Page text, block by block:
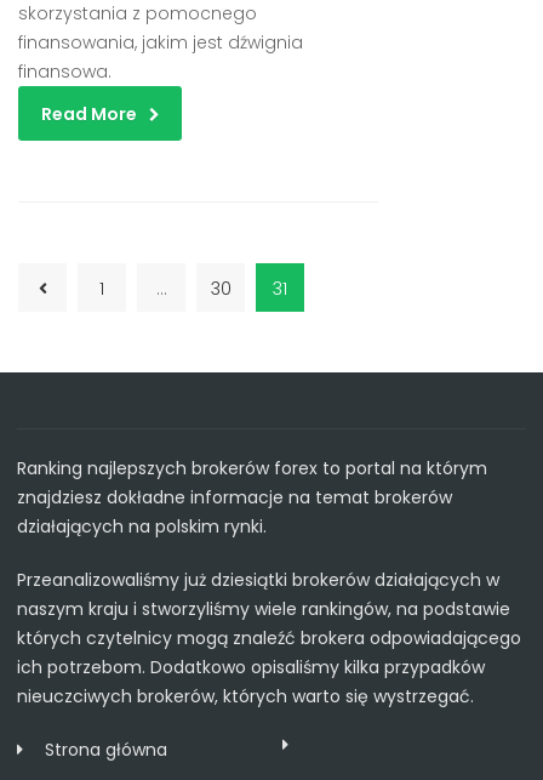
skorzystania z pomocnego
finansowania, jakim jest dźwignia
finansowa.
Read More
1 … 30 31
Ranking najlepszych brokerów forex to portal na którym
znajdziesz dokładne informacje na temat brokerów
działających na polskim rynki.
Przeanalizowaliśmy już dziesiątki brokerów działających w
naszym kraju i stworzyliśmy wiele rankingów, na podstawie
których czytelnicy mogą znaleźć brokera odpowiadającego
ich potrzebom. Dodatkowo opisaliśmy kilka przypadków
nieuczciwych brokerów, których warto się wystrzegać.
Strona główna